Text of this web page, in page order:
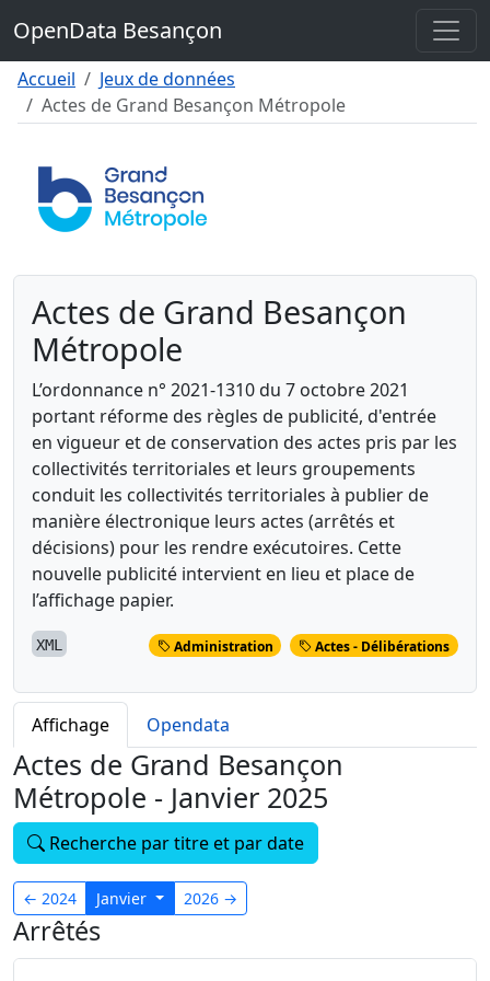
Menu
Pied de page
OpenData Besançon
Accueil
Jeux de données
Actes de Grand Besançon Métropole
Actes de Grand Besançon
Métropole
L’ordonnance n° 2021-1310 du 7 octobre 2021
portant réforme des règles de publicité, d'entrée
en vigueur et de conservation des actes pris par les
collectivités territoriales et leurs groupements
conduit les collectivités territoriales à publier de
manière électronique leurs actes (arrêtés et
décisions) pour les rendre exécutoires. Cette
nouvelle publicité intervient en lieu et place de
l’affichage papier.
XML Administration Actes - Délibérations
Affichage Opendata
Actes de Grand Besançon
Métropole - Janvier 2025
Recherche par titre et par date
← 2024 Janvier 2026 →
Arrêtés